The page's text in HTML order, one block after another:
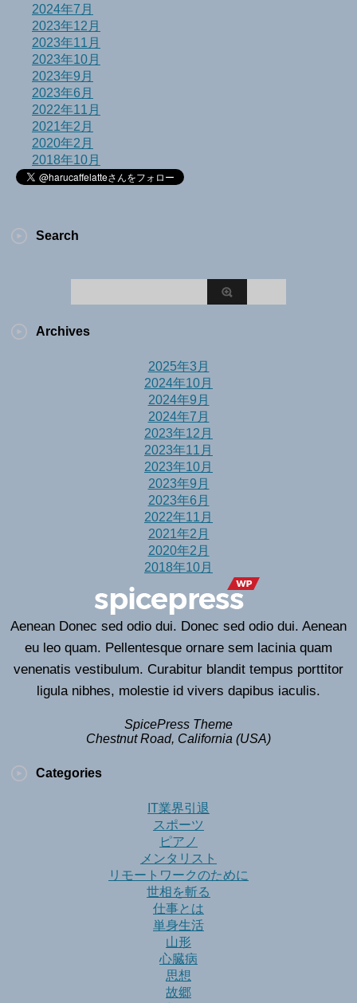
2024年7月
2023年12月
2023年11月
2023年10月
2023年9月
2023年6月
2022年11月
2021年2月
2020年2月
2018年10月
Search
Archives
2025年3月
2024年10月
2024年9月
2024年7月
2023年12月
2023年11月
2023年10月
2023年9月
2023年6月
2022年11月
2021年2月
2020年2月
2018年10月
Aenean Donec sed odio dui. Donec sed odio dui. Aenean
eu leo quam. Pellentesque ornare sem lacinia quam
venenatis vestibulum. Curabitur blandit tempus porttitor
ligula nibhes, molestie id vivers dapibus iaculis.
SpicePress Theme
Chestnut Road, California (USA)
Categories
IT業界引退
スポーツ
ピアノ
メンタリスト
リモートワークのために
世相を斬る
仕事とは
単身生活
山形
心臓病
思想
故郷